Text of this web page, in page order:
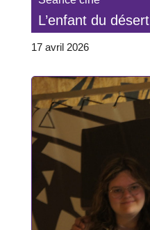
L’enfant du désert
17 avril 2026